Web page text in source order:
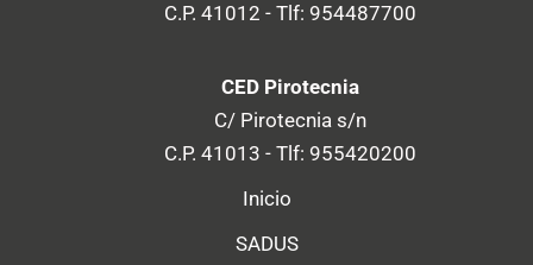
C.P. 41012 - Tlf: 954487700
CED Pirotecnia
C/ Pirotecnia s/n
C.P. 41013 - Tlf: 955420200
Inicio
SADUS